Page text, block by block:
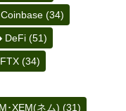
Coinbase (34)
DeFi (51)
FTX (34)
･XEM(ネム) (31)